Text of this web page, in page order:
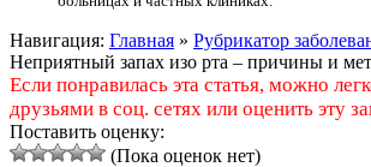
Навигация: Главная » Рубрикатор
Неприятный запах изо рта – причины и
Если понравилась эта статья, можно
друзьями в соц. сетях или оценить эту
Поставить оценку:
(Пока оценок нет)